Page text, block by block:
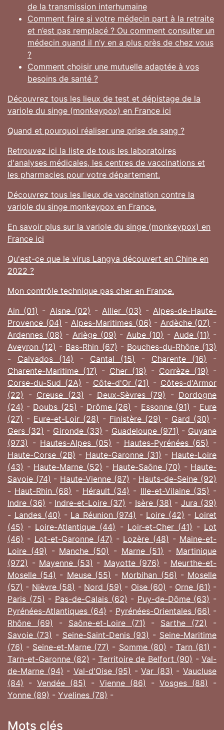
de la transmission interhumaine
Comment faire si votre médecin part à la retraite
et n’est pas remplacé ? Ou comment consulter un
médecin quand il n’y en a plus près de chez vous
?
Comment choisir une mutuelle adaptée à vos
besoins de santé ?
Découvrez tous les lieux de test et dépistage de la
variole du singe (monkeypox) en France ici
Quand et pourquoi réaliser une prise de sang ?
Retrouvez ici la liste de tous les laboratoires
d'analyses médicales, les centres de vaccinations et
les pharmacies pour votre département.
Découvrez tous les lieux de vaccination contre la
variole du singe monkeypox en France.
En savoir plus sur la variole du singe (monkeypox) en
France ici
Qu'est-ce que le virus Langya découvert en Chine en
2022 ?
Mon contrôle technique pas cher en France.
Ain (01) - Aisne (02) - Allier (03) - Alpes-de-Haute-
Provence (04) - Alpes-Maritimes (06) - Ardèche (07) -
Ardennes (08) - Ariège (09) - Aube (10) - Aude (11) -
Aveyron (12) - Bas-Rhin (67) - Bouches-du-Rhône (13)
- Calvados (14) - Cantal (15) - Charente (16)
-
Charente-Maritime (17) - Cher (18) - Corrèze (19) -
Corse-du-Sud (2A) - Côte-d'Or (21) - Côtes-d'Armor
(22) - Creuse (23) - Deux-Sèvres (79) - Dordogne
(24) - Doubs (25) - Drôme (26) - Essonne (91) - Eure
(27) - Eure-et-Loir (28) - Finistère (29) - Gard (30) -
Gers (32) - Gironde (33) - Guadeloupe (971) - Guyane
(973) - Hautes-Alpes (05) - Hautes-Pyrénées (65) -
Haute-Corse (2B) - Haute-Garonne (31) - Haute-Loire
(43) - Haute-Marne (52) - Haute-Saône (70) - Haute-
Savoie (74) - Haute-Vienne (87) - Hauts-de-Seine (92)
- Haut-Rhin (68) - Hérault (34) - Ille-et-Vilaine (35) -
Indre (36) - Indre-et-Loire (37) - Isère (38) -Jura (39)
- Landes (40) - La Réunion (974) - Loire (42) - Loiret
(45) - Loire-Atlantique (44) - Loir-et-Cher (41) - Lot
(46) - Lot-et-Garonne (47) - Lozère (48) - Maine-et-
Loire (49) - Manche (50) - Marne (51) - Martinique
(972) - Mayenne (53) - Mayotte (976) - Meurthe-et-
Moselle (54) - Meuse (55) - Morbihan (56) - Moselle
(57) - Nièvre (58) - Nord (59) - Oise (60) - Orne (61) -
Paris (75) - Pas-de-Calais (62) - Puy-de-Dôme (63) -
Pyrénées-Atlantiques (64) - Pyrénées-Orientales (66) -
Rhône (69) - Saône-et-Loire (71) - Sarthe (72)
-
Savoie (73) - Seine-Saint-Denis (93) - Seine-Maritime
(76) - Seine-et-Marne (77) - Somme (80) - Tarn (81) -
Tarn-et-Garonne (82) - Territoire de Belfort (90) - Val-
de-Marne (94) - Val-d'Oise (95) -Var (83) -Vaucluse
(84) - Vendée (85) - Vienne (86) - Vosges (88) -
Yonne (89) - Yvelines (78) -
Mots clés